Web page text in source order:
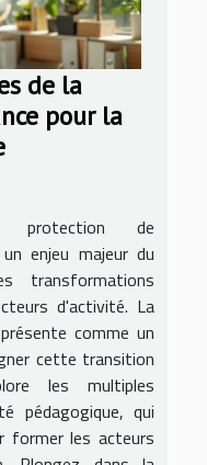
de la
pour la
protection de
enjeu majeur du
transformations
d'activité. La
comme un
cette transition
les multiples
pédagogique, qui
former les acteurs